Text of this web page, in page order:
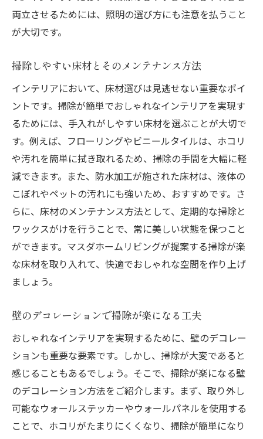
両立させるためには、照明の選び方にも注意を払うこと
が大切です。
掃除しやすい床材とそのメンテナンス方法
インテリアにおいて、床材選びは見逃せない重要なポイ
ントです。掃除が簡単でおしゃれなインテリアを実現す
るためには、手入れがしやすい床材を選ぶことが大切で
す。例えば、フローリングやビニールタイルは、ホコリ
や汚れを簡単に拭き取れるため、掃除の手間を大幅に軽
減できます。また、防水加工が施された床材は、液体の
こぼれやペットの汚れにも強いため、おすすめです。さ
らに、床材のメンテナンス方法として、定期的な掃除と
ワックスがけを行うことで、常に美しい状態を保つこと
ができます。マスダホームリビングが提案する掃除が楽
な床材を取り入れて、快適でおしゃれな空間を作り上げ
ましょう。
壁のデコレーションで掃除が楽になる工夫
おしゃれなインテリアを実現するために、壁のデコレー
ションも重要な要素です。しかし、掃除が大変であると
感じることもあるでしょう。そこで、掃除が楽になる壁
のデコレーション方法をご紹介します。まず、取り外し
可能なウォールステッカーやウォールパネルを使用する
ことで、ホコリがたまりにくくなり、掃除が簡単になり